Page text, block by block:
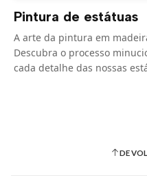
Pintura de estátuas
A arte da pintura em
Descubra o processo
cada detalhe das nossas
DE